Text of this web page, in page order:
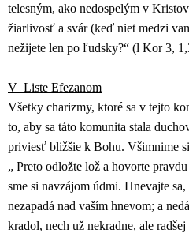
telesným, ako nedospelým v
žiarlivosť a svár (keď niet medzi
nežijete len po ľudsky?“ (l Kor 3,
V Liste Efezanom
Všetky charizmy, ktoré sa v tejto
to, aby sa táto komunita stala
priviesť bližšie k Bohu. Všimnime
„ Preto odložte lož a hovorte
sme si navzájom údmi. Hnevajte
nezapadá nad vaším hnevom; a
kradol, nech už nekradne, ale